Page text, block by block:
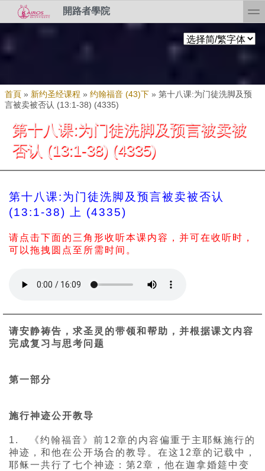
移至主內容
Skip to search
開路者學院
您在這裡
首頁 » 新约圣经课程 »约翰福音 (43)下»第十八课:为门徒洗脚及预
言被卖被否认 (13:1-38) (4335)
第十八课:为门徒洗脚及预言被卖被
否认 (13:1-38) (4335)
第十八课:为门徒洗脚及预言被卖被否认
(13:1-38) 上 (4335)
请点击下面的三角形收听本课内容，并可在收听时，
可以拖拽圆点至所需时间。
请安静祷告，求圣灵的带领和帮助，并根据课文内容
完成复习与思考问题
第一部分
施行神迹公开教导
1. 《约翰福音》前12章的内容偏重于主耶稣施行的
神迹，和他在公开场合的教导。在这12章的记载中，
耶稣一共行了七个神迹：第2章，他在迦拿婚筵中变